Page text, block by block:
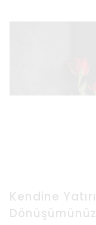
Kendine